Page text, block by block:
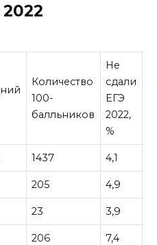
Количество
100-
балльников
Не
сдали
ЕГЭ
2022,
%
1437 4,1
205 4,9
23 3,9
206 7,4